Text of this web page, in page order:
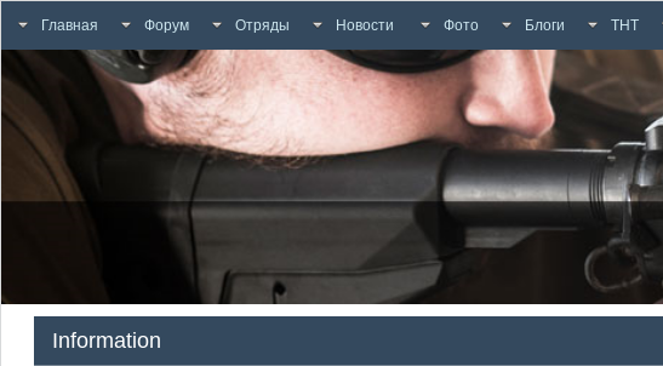
Главная Форум Отряды Новости Фото Блоги ТНТ
Information